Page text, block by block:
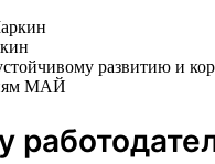
развитию и
МАЙ